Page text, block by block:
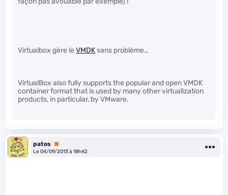
Virtualbox gère le VMDKsans problème…
VirtualBox also fully supports the popular and open VMDK
container format that is used by many other virtualization
products, in particular, by VMware.
patos Premium
Le 04/09/2013 à 18h42